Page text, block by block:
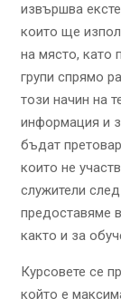
извършва
които ще
на място, като
групи спрямо
този начин на
информация и
бъдат
които не
служители
предоставяме
както и за
Курсовете се
който е